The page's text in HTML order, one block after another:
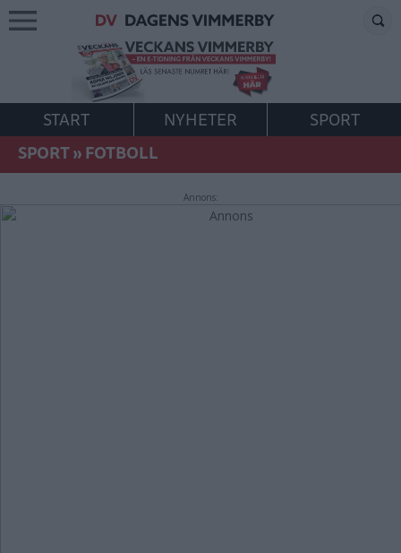
START NYHETER
SPORT
SPORT»FOTBOLL
Annons: